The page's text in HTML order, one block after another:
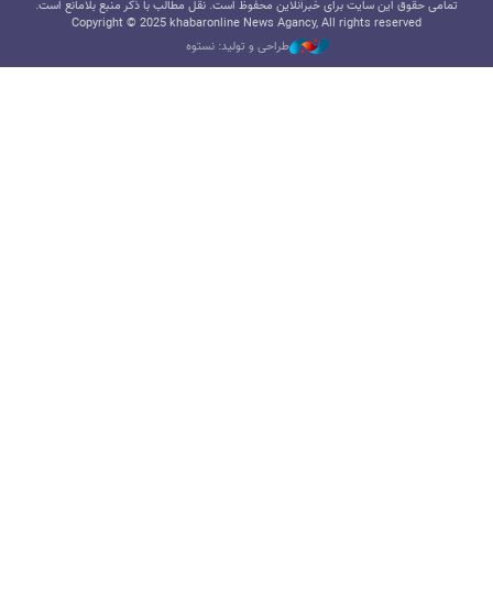
تمامی حقوق این سایت برای خبرآنلاین محفوظ است. نقل مطالب با ذکر منبع بلامانع است.
Copyright © 2025 khabaronline News Agancy, All rights reserved
طراحی و تولید: نستوه